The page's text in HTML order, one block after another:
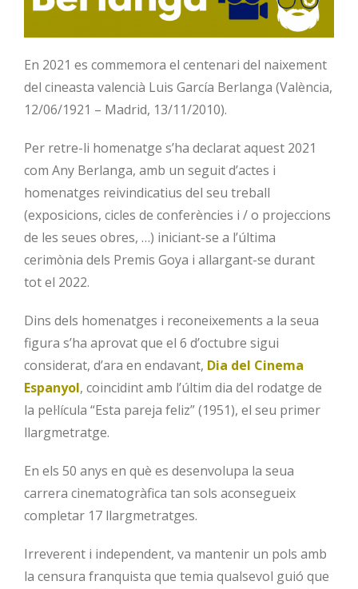
En 2021 es commemora el centenari del naixement
del cineasta valencià Luis García Berlanga (València,
12/06/1921 – Madrid, 13/11/2010).
Per retre-li homenatge s’ha declarat aquest 2021
com Any Berlanga, amb un seguit d’actes i
homenatges reivindicatius del seu treball
(exposicions, cicles de conferències i / o projeccions
de les seues obres, …) iniciant-se a l’última
cerimònia dels Premis Goya i allargant-se durant
tot el 2022.
Dins dels homenatges i reconeixements a la seua
figura s’ha aprovat que el 6 d’octubre sigui
considerat, d’ara en endavant, Dia del Cinema
Espanyol, coincidint amb l’últim dia del rodatge de
la pel·lícula “Esta pareja feliz” (1951), el seu primer
llargmetratge.
En els 50 anys en què es desenvolupa la seua
carrera cinematogràfica tan sols aconsegueix
completar 17 llargmetratges.
Irreverent i independent, va mantenir un pols amb
la censura franquista que temia qualsevol guió que